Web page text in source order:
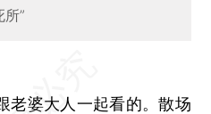
”
婆大人一起看的。散场